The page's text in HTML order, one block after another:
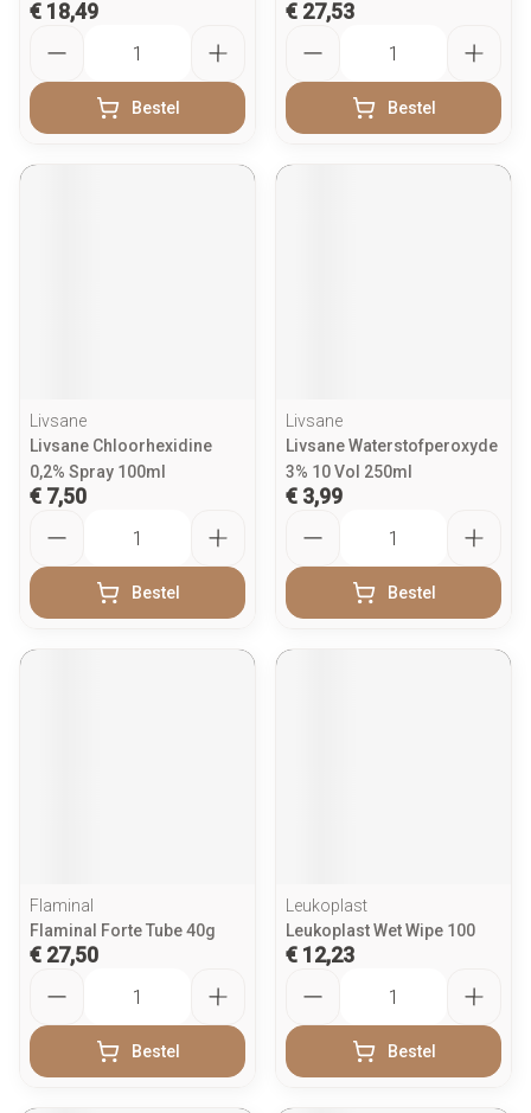
€ 18,49
Bestel
€ 27,53
Bestel
Livsane
Livsane Chloorhexidine
0,2% Spray 100ml
€ 7,50
Bestel
Livsane
Livsane Waterstofperoxyde
3% 10 Vol 250ml
€ 3,99
Bestel
Flaminal
Flaminal Forte Tube 40g
€ 27,50
Bestel
Leukoplast
Leukoplast Wet Wipe 100
€ 12,23
Bestel